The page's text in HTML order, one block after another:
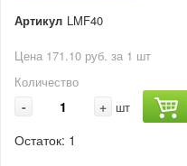
Артикул LMF40
Цена 171.10 руб. за 1 шт
Количество
- + шт
Остаток: 1